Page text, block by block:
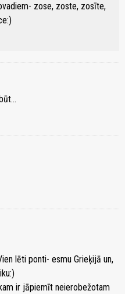
zose, zoste, zosīte,
lēti ponti- esmu Grieķijā un,
ir jāpiemīt neierobežotam